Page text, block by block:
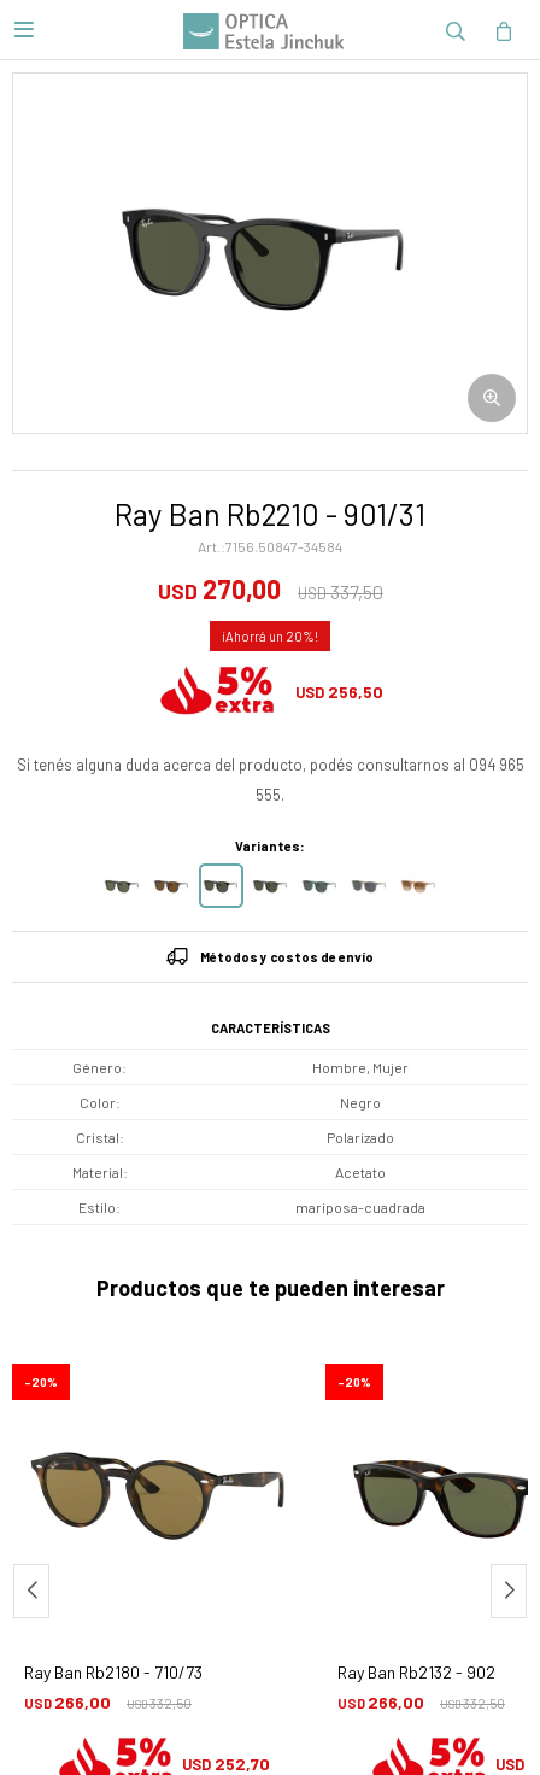

Ray Ban Rb2210 - 901/31
7156.50847-34584
USD 270,00 USD337,50
20
USD 256,50
Si tenés alguna duda acerca del producto, podés consultarnos al 094 965
555.
Variantes:
Métodos y costos de envío
CARACTERÍSTICAS
Género Hombre, Mujer
Color Negro
Cristal Polarizado
Material Acetato
Estilo mariposa-cuadrada
Productos que te pueden interesar
Ray Ban Rb2180 - 710/73
USD 266,00 USD332,50
20
USD 252,70
Ray Ban Rb2132 - 902
USD 266,00 USD332,50
20
USD